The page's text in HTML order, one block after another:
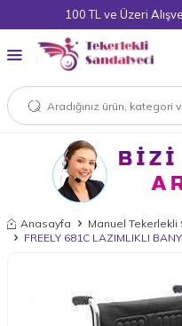
100 TL ve Üzeri
Anasayfa Manuel Tekerlekli
FREELY 681C LAZIMLIKLI